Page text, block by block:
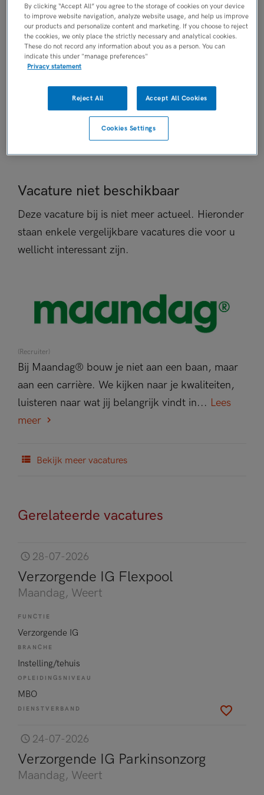
Niet nader bepaald
PLAATSINGSDATUM
7 juli 2026
NIVEAU
MBO
ERVARING
Niet nader bepaald
Vacature niet beschikbaar
Deze vacature bij is niet meer actueel. Hieronder
staan enkele vergelijkbare vacatures die voor u
wellicht interessant zijn.
(Recruiter)
Bij Maandag® bouw je niet aan een baan, maar
aan een carrière. We kijken naar je kwaliteiten,
luisteren naar wat jij belangrijk vindt in... Lees
meer
Bekijk meer vacatures
Gerelateerde vacatures
28-07-2026
Verzorgende IG Flexpool
Maandag, Weert
FUNCTIE
Verzorgende IG
BRANCHE
Instelling/tehuis
OPLEIDINGSNIVEAU
MBO
DIENSTVERBAND
24-07-2026
Verzorgende IG Parkinsonzorg
Maandag, Weert
By clicking “Accept All” you agree to the storage of cookies on your device
to improve website navigation, analyze website usage, and help us improve
our products and personalize content and marketing. If you choose to reject
the cookies, we only place the strictly necessary and analytical cookies.
These do not record any information about you as a person. You can
indicate this under "manage preferences"
Privacy statement
Reject All Accept All Cookies
Cookies Settings